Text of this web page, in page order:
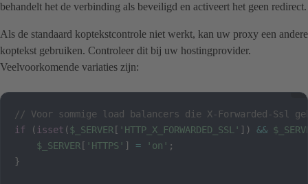
behandelt het de verbinding als beveiligd en activeert het geen redirect.
Als de standaard koptekstcontrole niet werkt, kan uw proxy een andere
koptekst gebruiken. Controleer dit bij uw hostingprovider.
Veelvoorkomende variaties zijn:
// Voor sommige load balancers die X-Forwarded-Ssl
if
( isset ($_SERVER [ 'HTTP_X_FORWARDED_SSL' ] ) &&
$_SERVER [ 'HTTPS' ] = 'on' ;
}